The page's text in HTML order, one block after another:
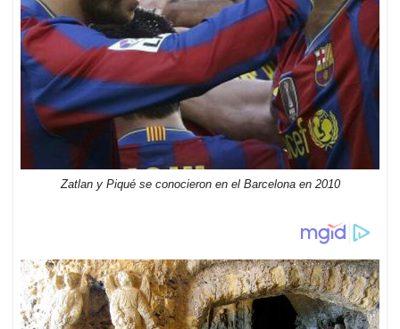
Zatlan y Piqué se conocieron en el Barcelona en 2010